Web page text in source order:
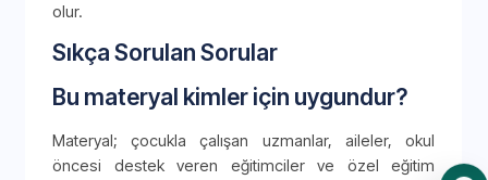
olur.
Sıkça Sorulan Sorular
Bu materyal kimler için uygundur?
Materyal; çocukla çalışan uzmanlar, aileler, okul
öncesi destek veren eğitimciler ve özel eğitim